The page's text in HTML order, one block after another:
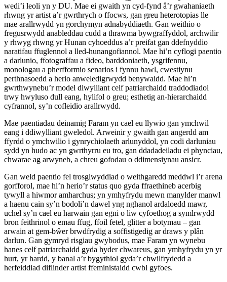
wedi’i leoli yn y DU. Mae ei gwaith yn cyd-fynd â’r gwahaniaeth
rhwng yr artist a’r gwrthrych o ffocws, gan greu heterotopias lle
mae arallrwydd yn gorchymyn adnabyddiaeth. Gan weithio o
fregusrwydd anableddau cudd a thrawma bywgraffyddol, archwilir
y rhwyg rhwng yr Hunan cyhoeddus a’r preifat gan ddefnyddio
naratifau ffuglennol a lled-hunangofiannol. Mae hi’n cyflogi paentio
a darlunio, ffotograffau a fideo, barddoniaeth, ysgrifennu,
monologau a pherfformio senarios i fynnu hawl, cwestiynu
perthnasoedd a herio anweledigrwydd benywaidd. Mae hi’n
gwrthwynebu’r model diwylliant celf patriarchaidd traddodiadol
trwy hwyluso dull eang, hylifol o greu; esthetig an-hierarchaidd
cyfrannol, sy’n cofleidio arallrwydd.
Mae paentiadau deinamig Faram yn cael eu llywio gan ymchwil
eang i ddiwylliant gweledol. Arweinir y gwaith gan angerdd am
ffyrdd o ymchwilio i gynrychiolaeth arlunyddol, yn codi darluniau
sydd yn hudo ac yn gwrthyrru eu tro, gan ddadadeiladu ei phynciau,
chwarae ag arwyneb, a chreu gofodau o ddimensiynau ansicr.
Gan weld paentio fel trosglwyddiad o weithgaredd meddwl i’r arena
gorfforol, mae hi’n herio’r status quo gyda ffraethineb acerbig
tywyll a hiwmor amharchus; yn ymhyfrydu mewn manylder manwl
a haenu cain sy’n bodoli’n dawel yng nghanol ardaloedd mawr,
uchel sy’n cael eu harwain gan egni o liw cyfoethog a symlrwydd
bron feithrinol o emau ffug, ffoil fetel, glitter a botymau – gan
arwain at gem-bŵer brwdfrydig a soffistigedig ar draws y plân
darlun. Gan gymryd risgiau gwybodus, mae Faram yn wynebu
hanes celf patriarchaidd gyda hyder chwareus, gan ymhyfrydu yn yr
hurt, yr hardd, y banal a’r bygythiol gyda’r chwilfrydedd a
herfeiddiad diflinder artist ffeministaidd cwbl gyfoes.